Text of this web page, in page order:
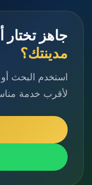
جاهز
مدينتك؟
استخدم البحث
لأقرب خدمة